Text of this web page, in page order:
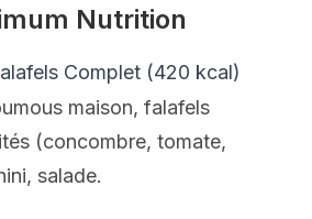
Nutrition
Complet (420 kcal)
maison, falafels
(concombre, tomate,
salade.